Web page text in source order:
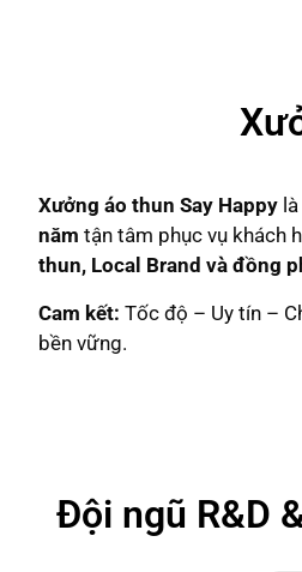
Xưởng áo thun Say Happy
năm tận tâm phục vụ khách
thun, Local Brand và đồng
Cam kết: Tốc độ – Uy tín –
bền vững.
Đội ngũ R&D